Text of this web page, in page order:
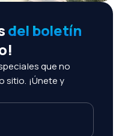
del boletín
que no
sitio. ¡Únete y